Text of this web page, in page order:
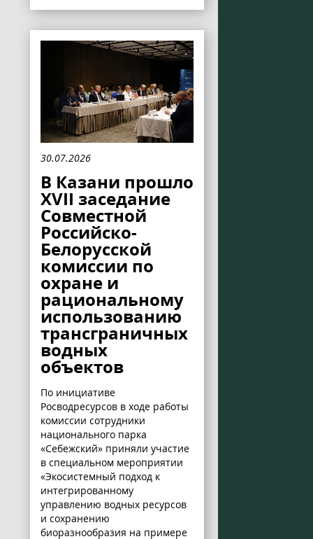
30.07.2026
В Казани прошло
XVII заседание
Совместной
Российско-
Белорусской
комиссии по
охране и
рациональному
использованию
трансграничных
водных
объектов
По инициативе
Росводресурсов в ходе работы
комиссии сотрудники
национального парка
«Себежский» приняли участие
в специальном мероприятии
«Экосистемный подход к
интегрированному
управлению водных ресурсов
и сохранению
биоразнообразия на примере